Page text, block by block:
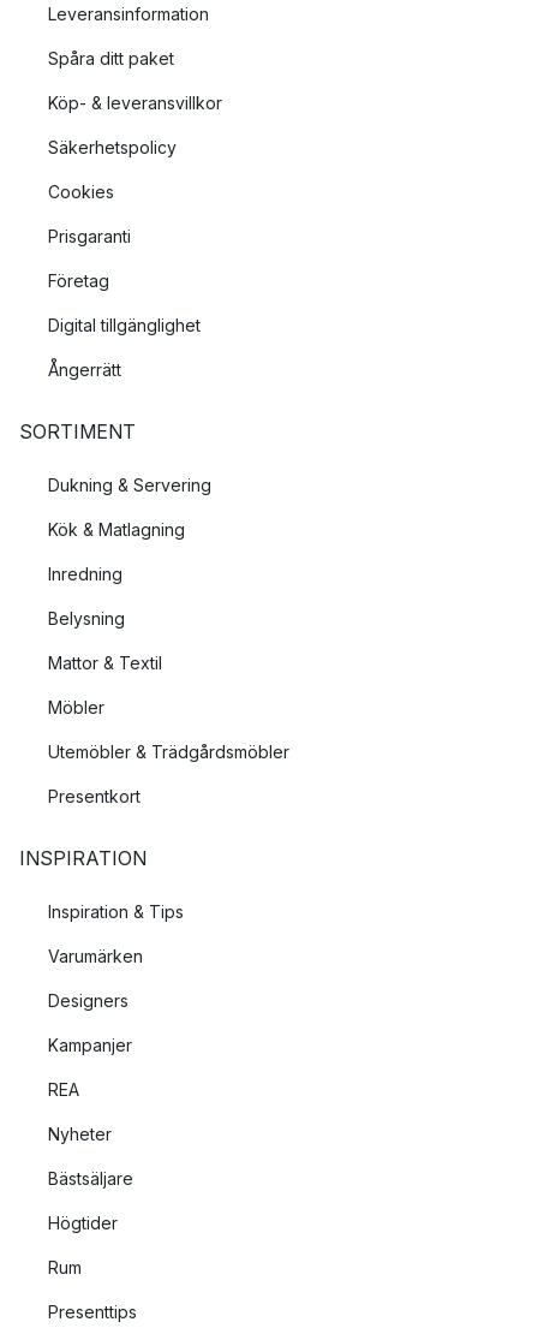
Leveransinformation
Spåra ditt paket
Köp- & leveransvillkor
Säkerhetspolicy
Cookies
Prisgaranti
Företag
Digital tillgänglighet
Ångerrätt
SORTIMENT
Dukning & Servering
Kök & Matlagning
Inredning
Belysning
Mattor & Textil
Möbler
Utemöbler & Trädgårdsmöbler
Presentkort
INSPIRATION
Inspiration & Tips
Varumärken
Designers
Kampanjer
REA
Nyheter
Bästsäljare
Högtider
Rum
Presenttips